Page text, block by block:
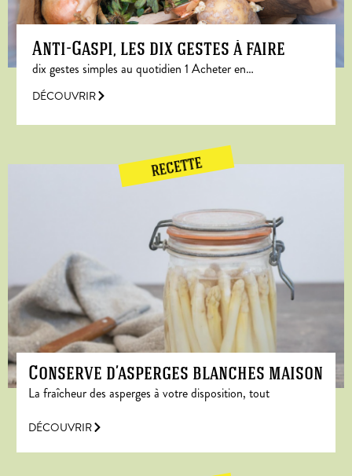
Anti-Gaspi, les dix gestes à faire
dix gestes simples au quotidien 1 Acheter en…
DÉCOUVRIR
RECETTE
Conserve d’asperges blanches maison
La fraîcheur des asperges à votre disposition, tout
DÉCOUVRIR